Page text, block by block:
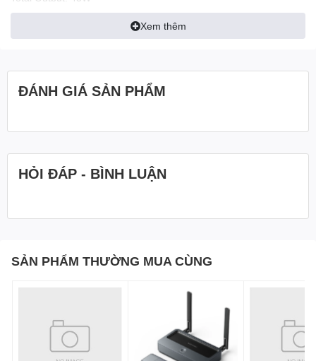
Protocols (USB-C1/C2): PD 3.0/PPS/QC 3.0/FCP/AFC/Apple 2.4
Xem thêm
ĐÁNH GIÁ SẢN PHẨM
HỎI ĐÁP - BÌNH LUẬN
SẢN PHẨM THƯỜNG MUA CÙNG